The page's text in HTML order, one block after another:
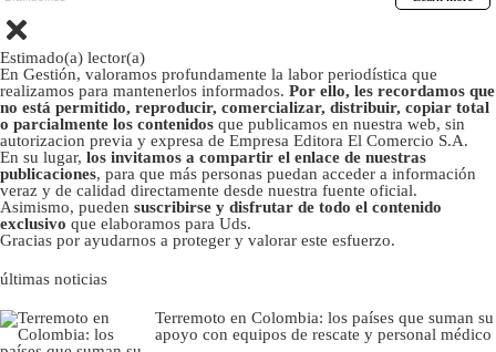
Estimado(a) lector(a)
En Gestión, valoramos profundamente la labor periodística que
realizamos para mantenerlos informados. Por ello, les recordamos que
no está permitido, reproducir, comercializar, distribuir, copiar total
o parcialmente los contenidos que publicamos en nuestra web, sin
autorizacion previa y expresa de Empresa Editora El Comercio S.A.
En su lugar, los invitamos a compartir el enlace de nuestras
publicaciones, para que más personas puedan acceder a información
veraz y de calidad directamente desde nuestra fuente oficial.
Asimismo, pueden suscribirse y disfrutar de todo el contenido
exclusivo que elaboramos para Uds.
Gracias por ayudarnos a proteger y valorar este esfuerzo.
últimas noticias
Terremoto en Colombia: los países que suman su
apoyo con equipos de rescate y personal médico